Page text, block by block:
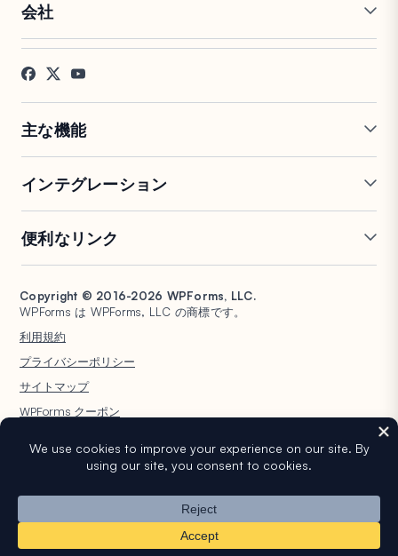
会社
採用情報
お客様の声
プレス
アフィリエイト
主な機能
条件付きロジック
会話型フォーム
フォームランディングページ
エントリー管理
フォーム放棄
フォーム通知
ファイルアップロード
計算フォーム
ジオロケーションフォーム
PDF生成
署名フォーム
スパム保護
アンケートと投票
インテグレーション
Google Sheets
Salesforce
HubSpot
Google ドライブ
Stripe
PayPal
Square
便利なリンク
ドキュメント
プランと料金
WordPress ホスティング
WPBeginner
WPConsent
Universally
Copyright © 2016-2026 WPForms, LLC.
WPForms は WPForms, LLC の商標です。
利用規約
プライバシーポリシー
サイトマップ
WPForms クーポン
ブサイトでの WordPress® の名前の使用は、識別目的のみであり、
WordPress Foundation による承認を意味するものではありません。
WPForms は WordPress Foundation によって承認、所有、または提携され